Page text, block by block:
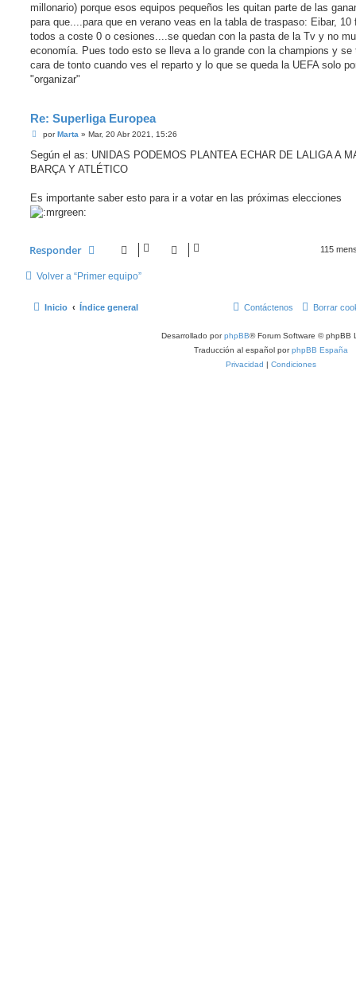
millonario) porque esos equipos pequeños les quitan parte de las
para que....para que en verano veas en la tabla de traspaso: Eibar, 10
todos a coste 0 o cesiones....se quedan con la pasta de la Tv y no
economía. Pues todo esto se lleva a lo grande con la champions y se
cara de tonto cuando ves el reparto y lo que se queda la UEFA solo
"organizar"
Re: Superliga Europea
M
n
a
porMarta » Mar, 20 Abr 2021, 15:26
Según el as: UNIDAS PODEMOS PLANTEA ECHAR DE LALIGA A
BARÇA Y ATLÉTICO
Es importante saber esto para ir a votar en las próximas elecciones
Responder 115
Volver a “Primer equipo”
Inicio Índice general Borrar
Contáctenos
Desarrollado porphpBB® Forum Software © phpBB
Traducción al español porphpBB España
Privacidad | Condiciones